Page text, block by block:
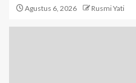
Agustus 6, 2026 Rusmi Yati